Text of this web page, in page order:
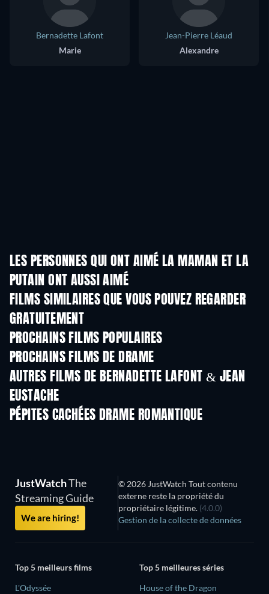
Bernadette Lafont
Marie
Jean-Pierre Léaud
Alexandre
LES PERSONNES QUI ONT AIMÉ LA MAMAN ET LA
PUTAIN ONT AUSSI AIMÉ
FILMS SIMILAIRES QUE VOUS POUVEZ REGARDER
GRATUITEMENT
PROCHAINS FILMS POPULAIRES
PROCHAINS FILMS DE DRAME
AUTRES FILMS DE BERNADETTE LAFONT & JEAN
EUSTACHE
PÉPITES CACHÉES DRAME ROMANTIQUE
JustWatchThe
Streaming Guide
We are hiring!
© 2026 JustWatch Tout contenu
externe reste la propriété du
propriétaire légitime. (4.0.0)
Gestion de la collecte de données
Top 5 meilleurs films
L'Odyssée
Top 5 meilleures séries
House of the Dragon